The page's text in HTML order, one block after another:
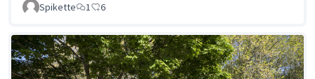
Spikette
1 6